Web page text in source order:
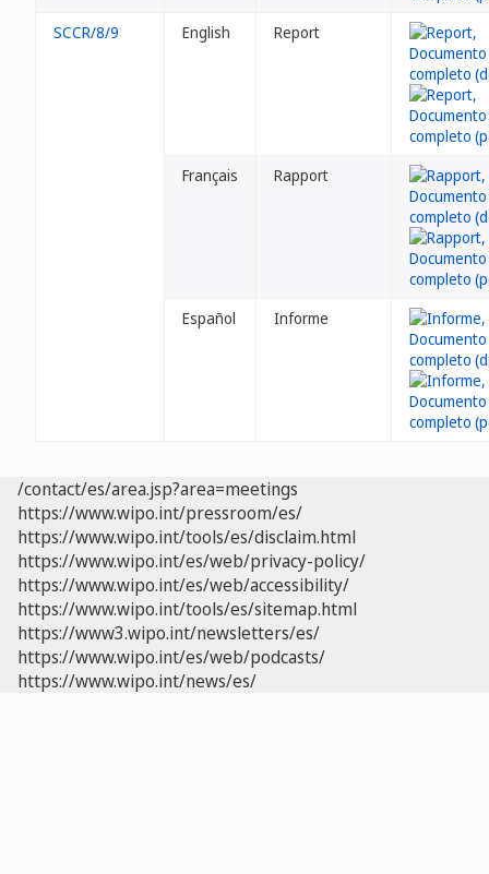
SCCR/8/9 English Report
Français Rapport
Español Informe
/contact/es/area.jsp?area=meetings
https://www.wipo.int/pressroom/es/
https://www.wipo.int/tools/es/disclaim.html
https://www.wipo.int/es/web/privacy-policy/
https://www.wipo.int/es/web/accessibility/
https://www.wipo.int/tools/es/sitemap.html
https://www3.wipo.int/newsletters/es/
https://www.wipo.int/es/web/podcasts/
https://www.wipo.int/news/es/